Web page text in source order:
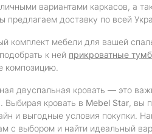
вариантами каркасов, а
предлагаем доставку по всей
комплект мебели для вашей
к ней прикроватные
композицию.
двуспальная кровать — это
Выбирая кровать в Mebel Star, вы
и выгодные условия покупки.
с выбором и найти идеальный